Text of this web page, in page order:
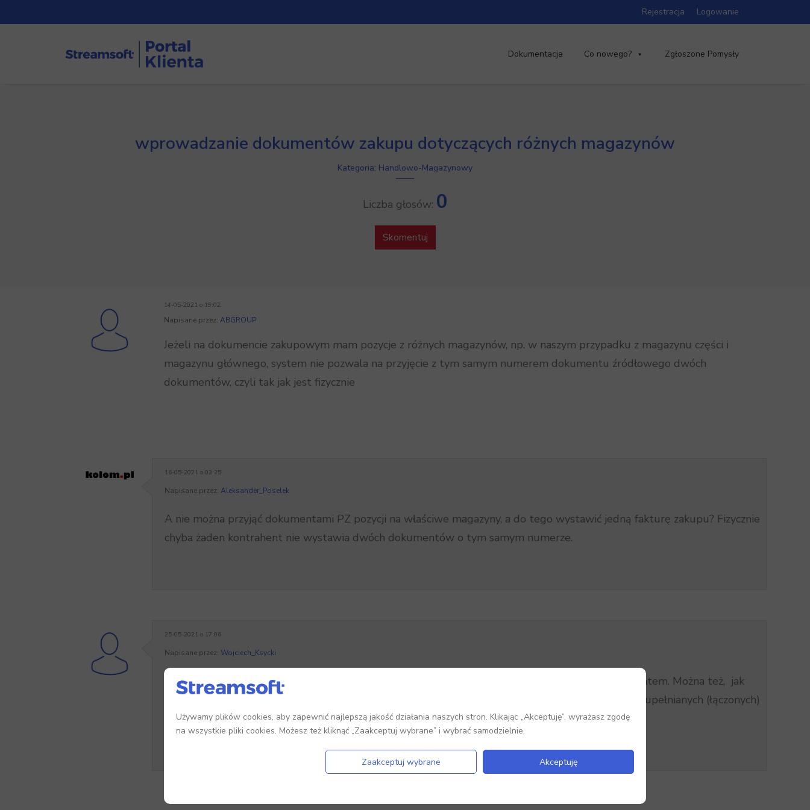
Rejestracja Logowanie
Dokumentacja Co nowego? Zgłoszone Pomysły
wprowadzanie dokumentów zakupu dotyczących różnych magazynów
Kategoria: Handlowo-Magazynowy
Liczba głosów: 0
Skomentuj
14-05-2021 o 19:02
Napisane przez: ABGROUP
Jeżeli na dokumencie zakupowym mam pozycje z różnych magazynów, np. w naszym przypadku z magazynu części i
magazynu głównego, system nie pozwala na przyjęcie z tym samym numerem dokumentu źródłowego dwóch
dokumentów, czyli tak jak jest fizycznie
16-05-2021 o 03:25
Napisane przez: Aleksander_Poselek
A nie można przyjąć dokumentami PZ pozycji na właściwe magazyny, a do tego wystawić jedną fakturę zakupu? Fizycznie
chyba żaden kontrahent nie wystawia dwóch dokumentów o tym samym numerze.
25-05-2021 o 17:06
Napisane przez: Wojciech_Ksycki
Fakturą zakupową można jak najbardziej wprowadzić towar na kilka magazynów jednym dokumentem. Można też, jak
pan Aleksander sugerował, zrobić to przy pomocy dokumentów PZ (przychodu zewnętrznego) uzupełnianych (łączonych)
fakturą zakupu.
Używamy plików cookies, aby zapewnić najlepszą jakość działania naszych stron. Klikając „Akceptuję”, wyrażasz zgodę
na wszystkie pliki cookies. Możesz też kliknąć „Zaakceptuj wybrane” i wybrać samodzielnie.
Zaakceptuj wybrane Akceptuję